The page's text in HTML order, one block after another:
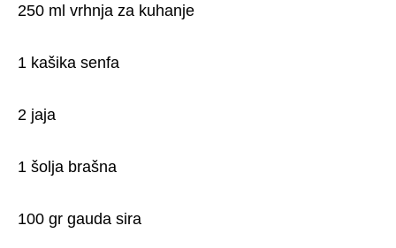
250 ml vrhnja za kuhanje
1 kašika senfa
2 jaja
1 šolja brašna
100 gr gauda sira